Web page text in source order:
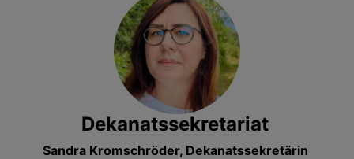
Dekanatssekretariat
Sandra Kromschröder, Dekanatssekretärin